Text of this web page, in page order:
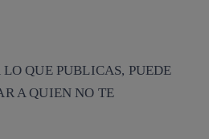
QUE PUBLICAS, PUEDE
A QUIEN NO TE